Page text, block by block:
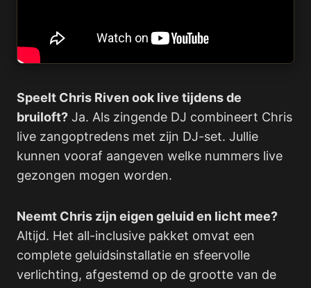
Speelt Chris Riven ook live tijdens de
bruiloft? Ja. Als zingende DJ combineert Chris
live zangoptredens met zijn DJ-set. Jullie
kunnen vooraf aangeven welke nummers live
gezongen mogen worden.
Neemt Chris zijn eigen geluid en licht mee?
Altijd. Het all-inclusive pakket omvat een
complete geluidsinstallatie en sfeervolle
verlichting, afgestemd op de grootte van de